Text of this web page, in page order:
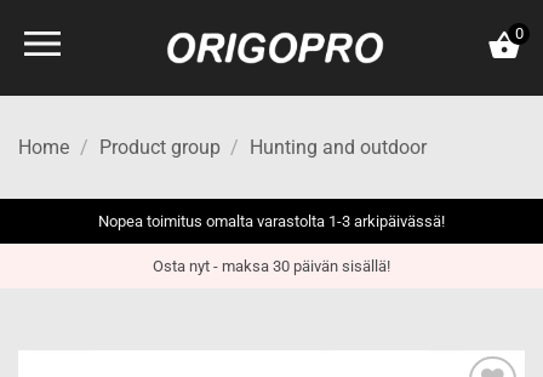
0
Home / Product group / Hunting and outdoor
Nopea toimitus omalta varastolta 1-3 arkipäivässä!
Osta nyt - maksa 30 päivän sisällä!